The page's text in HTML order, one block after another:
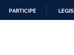
PARTICIPE